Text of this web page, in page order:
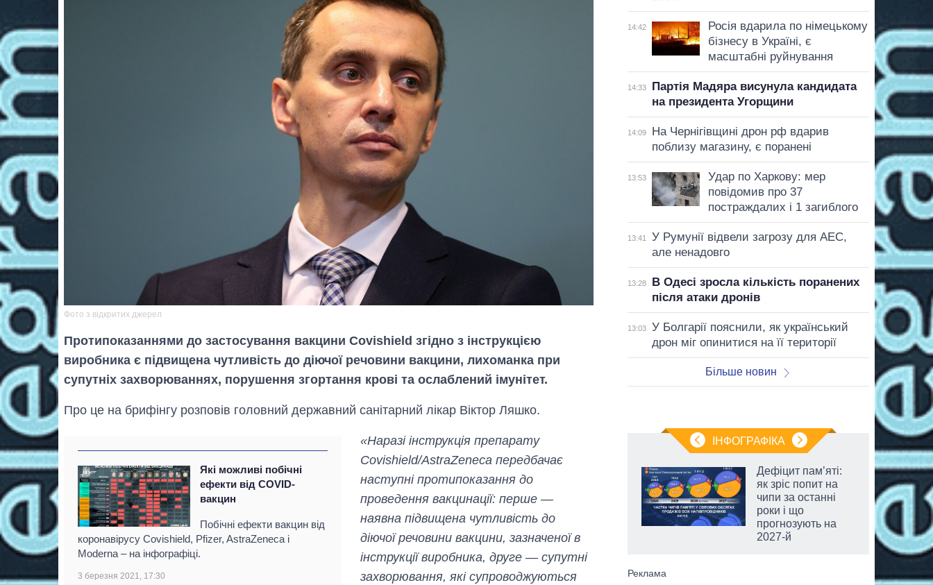
Фото з відкритих джерел
Протипоказаннями до застосування вакцини Covishield згідно з інструкцією
виробника є підвищена чутливість до діючої речовини вакцини, лихоманка при
супутніх захворюваннях, порушення згортання крові та ослаблений імунітет.
Про це на брифінгу розповів головний державний санітарний лікар Віктор Ляшко.
Які можливі побічні
ефекти від COVID-
вакцин
Побічні ефекти вакцин від
коронавірусу Covishield, Pfizer, AstraZeneca і
Moderna – на інфографіці.
3 березня 2021, 17:30
«Наразі інструкція препарату
Covishield/AstraZeneca передбачає
наступні протипоказання до
проведення вакцинації: перше —
наявна підвищена чутливість до
діючої речовини вакцини, зазначеної в
інструкції виробника, друге — супутні
захворювання, які супроводжуються
14:42
Росія вдарила по німецькому
бізнесу в Україні, є
масштабні руйнування
14:33
Партія Мадяра висунула кандидата
на президента Угорщини
14:09
На Чернігівщині дрон рф вдарив
поблизу магазину, є поранені
13:53
Удар по Харкову: мер
повідомив про 37
постраждалих і 1 загиблого
13:41
У Румунії відвели загрозу для АЕС,
але ненадовго
13:28
В Одесі зросла кількість поранених
після атаки дронів
13:03
У Болгарії пояснили, як український
дрон міг опинитися на її території
Більше новин
ІНФОГРАФІКА
змінилася кількість
вступників на
магістратуру та
аспірантуру
Дефіцит пам’яті:
як зріс попит на
чипи за останні
роки і що
прогнозують на
2027-й